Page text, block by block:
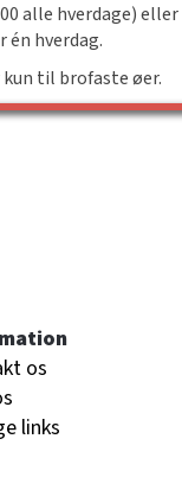
alle hverdage)
én hverdag.
kun til brofaste øer.
os
links